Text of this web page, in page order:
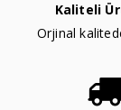
Kaliteli
Orjinal